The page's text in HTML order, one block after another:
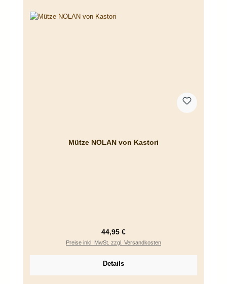
Mütze NOLAN von Kastori
Regulärer Preis:
44,95 €
Preise inkl. MwSt. zzgl. Versandkosten
Details